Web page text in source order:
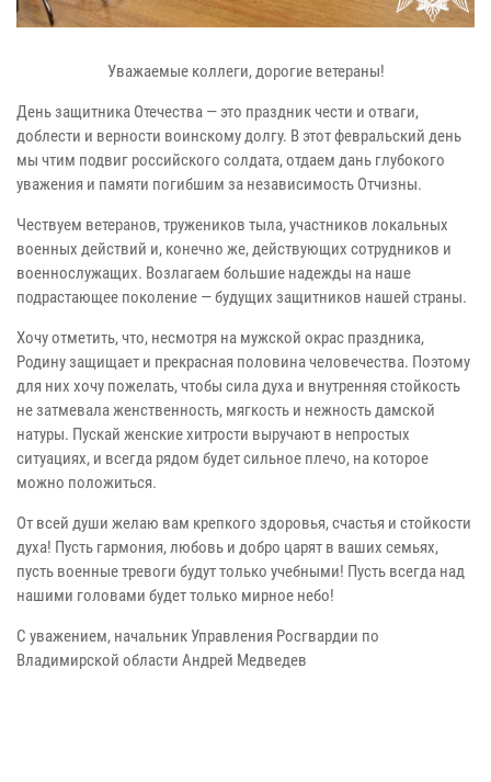
Уважаемые коллеги, дорогие ветераны!
День защитника Отечества — это праздник чести и отваги,
доблести и верности воинскому долгу. В этот февральский день
мы чтим подвиг российского солдата, отдаем дань глубокого
уважения и памяти погибшим за независимость Отчизны.
Чествуем ветеранов, тружеников тыла, участников локальных
военных действий и, конечно же, действующих сотрудников и
военнослужащих. Возлагаем большие надежды на наше
подрастающее поколение — будущих защитников нашей страны.
Хочу отметить, что, несмотря на мужской окрас праздника,
Родину защищает и прекрасная половина человечества. Поэтому
для них хочу пожелать, чтобы сила духа и внутренняя стойкость
не затмевала женственность, мягкость и нежность дамской
натуры. Пускай женские хитрости выручают в непростых
ситуациях, и всегда рядом будет сильное плечо, на которое
можно положиться.
От всей души желаю вам крепкого здоровья, счастья и стойкости
духа! Пусть гармония, любовь и добро царят в ваших семьях,
пусть военные тревоги будут только учебными! Пусть всегда над
нашими головами будет только мирное небо!
С уважением, начальник Управления Росгвардии по
Владимирской области Андрей Медведев